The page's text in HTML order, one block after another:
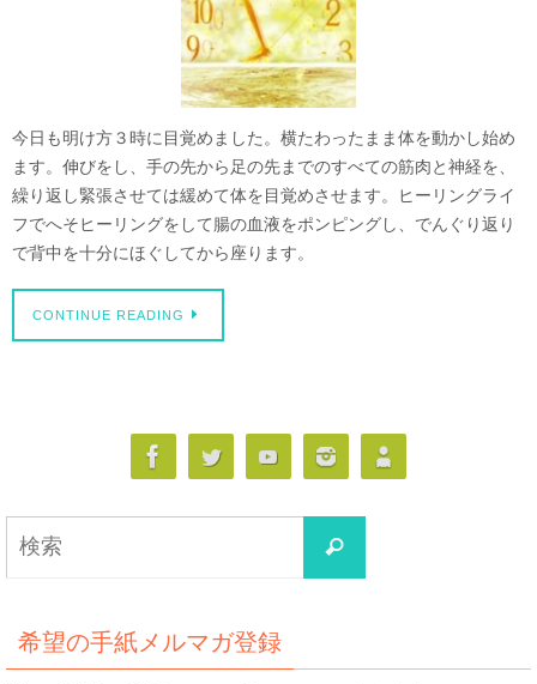
今日も明け方３時に目覚めました。横たわったまま体を動かし始め
ます。伸びをし、手の先から足の先までのすべての筋肉と神経を、
繰り返し緊張させては緩めて体を目覚めさせます。ヒーリングライ
フでへそヒーリングをして腸の血液をポンピングし、でんぐり返り
で背中を十分にほぐしてから座ります。
CONTINUE READING
検
索
希望の手紙メルマガ登録